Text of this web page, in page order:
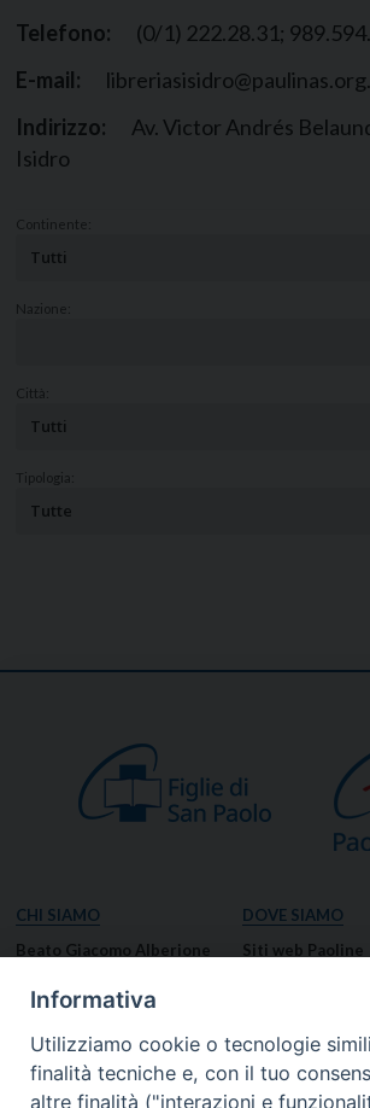
Telefono:
(0/1) 222.28.31;
E-mail:
Indirizzo:
Av. Victor Andrés
Isidro
Continente:
Nazione:
Città:
Tipologia:
CHI SIAMO
Beato Giacomo Alberione
Missione Paolina
Luoghi delle Origini
DOVE SIAMO
Siti web Paoline
Notizie dal
Notizie in breve
Informativa
Utilizziamo cookie o tecnologie
finalità tecniche e, con il tuo
altre finalità ("interazioni e